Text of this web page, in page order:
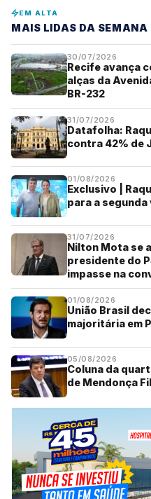
EM ALTA
MAIS LIDAS DA SEMANA
30/07/2026
Recife avança
alças da
BR-232
31/07/2026
Datafolha:
contra 42% de
01/08/2026
Exclusivo |
para a segunda
31/07/2026
Nilton Mota se
presidente do
impasse na
01/08/2026
União Brasil
majoritária em
05/08/2026
Coluna da
de Mendonça